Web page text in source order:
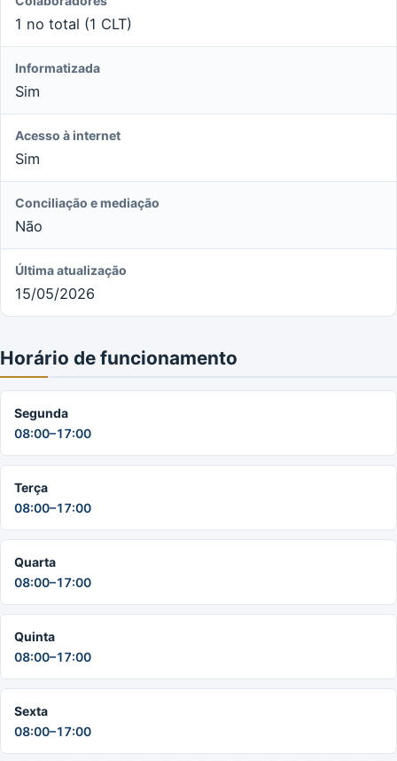
1 no total (1 CLT)
Informatizada
Sim
Acesso à internet
Sim
Conciliação e mediação
Não
Última atualização
15/05/2026
Horário de funcionamento
Segunda
08:00–17:00
Terça
08:00–17:00
Quarta
08:00–17:00
Quinta
08:00–17:00
Sexta
08:00–17:00